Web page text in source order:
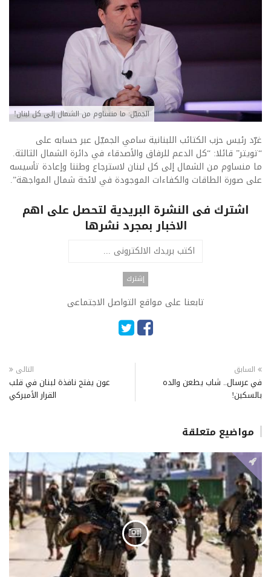
الجميّل: ما منساوم من الشمال إلى كل لبنان!
غرّد رئيس حزب الكتائب اللبنانية سامي الجميّل عبر حسابه على
“تويتر” قائلا: “كل الدعم للرفاق والأصدقاء في دائرة الشمال الثالثة.
ما منساوم من الشمال إلى كل لبنان لاسترجاع وطننا وإعادة تأسيسه
على صورة الطاقات والكفاءات الموجودة في لائحة شمال المواجهة”.
اشترك فى النشرة البريدية لتحصل على اهم
الاخبار بمجرد نشرها
تابعنا على مواقع التواصل الاجتماعى
السابق
في عرسال.. شاب يطعن والده
بالسكين!
التالى
عون يفتح نافذة لبنان في قلب
القرار الأميركي
مواضيع متعلقة